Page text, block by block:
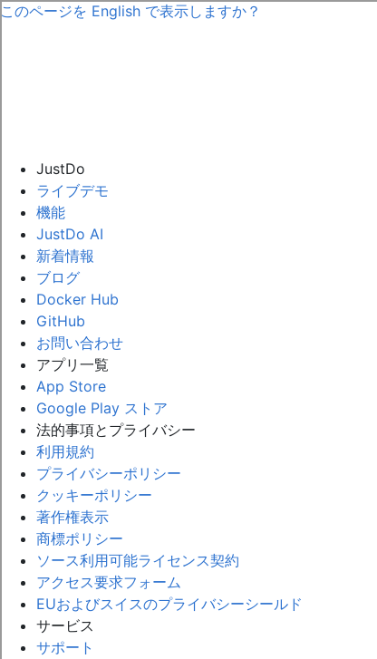
このページを English で表示しますか？
JustDo
ライブデモ
機能
JustDo AI
新着情報
ブログ
Docker Hub
GitHub
お問い合わせ
アプリ一覧
App Store
Google Play ストア
法的事項とプライバシー
利用規約
プライバシーポリシー
クッキーポリシー
著作権表示
商標ポリシー
ソース利用可能ライセンス契約
アクセス要求フォーム
EUおよびスイスのプライバシーシールド
サービス
サポート